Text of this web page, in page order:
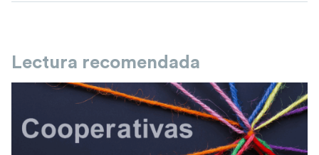
Lectura recomendada